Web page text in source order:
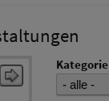
Kategorie